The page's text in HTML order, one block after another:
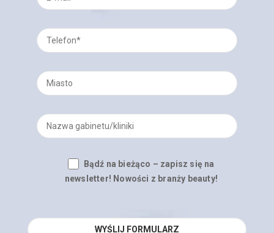
Bądź na bieżąco – zapisz się na
newsletter! Nowości z branży beauty!